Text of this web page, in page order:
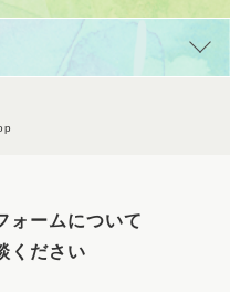
ォームについて
ください